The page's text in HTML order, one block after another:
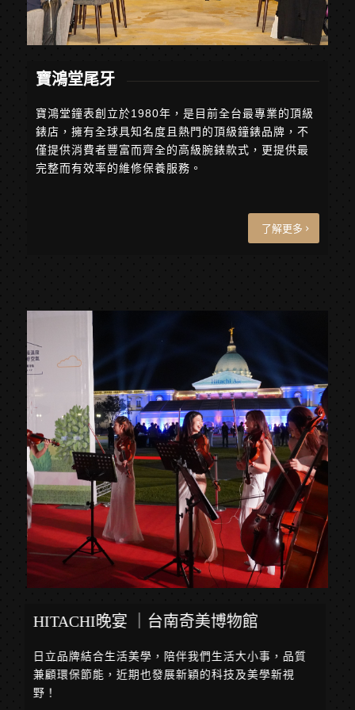
寶鴻堂尾牙
寶鴻堂鐘表創立於1980年，是目前全台最專業的頂級
錶店，擁有全球具知名度且熱門的頂級鐘錶品牌，不
僅提供消費者豐富而齊全的高級腕錶款式，更提供最
完整而有效率的維修保養服務。
了解更多
HITACHI晚宴 ｜台南奇美博物館
日立品牌結合生活美學，陪伴我們生活大小事，品質
兼顧環保節能，近期也發展新穎的科技及美學新視
野！